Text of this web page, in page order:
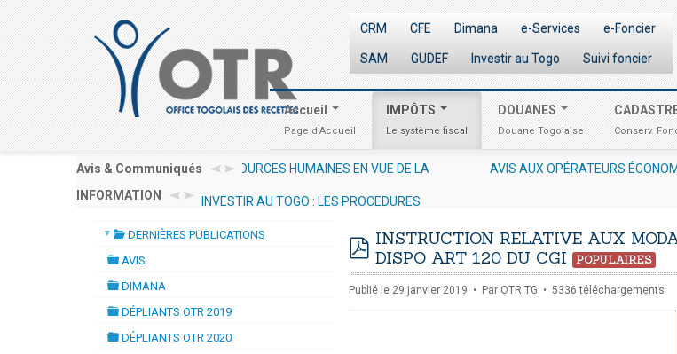
CRM CFE Dimana e-Services e-Foncier
SAM GUDEF Investir au Togo Suivi foncier
Accueil
Page d'Accueil
IMPÔTS
Le système fiscal
DOUANES
Douane Togolaise Conserv.
Avis & Communiqués
HUMAINES EN VUE DE LA AVIS AUX OPÉRATEURS ÉCONOMIQUES N° 012/2026/OTR/CG/CDDI
INFORMATION
LES STATISTIQUES GENRE OTR SERVICES 2018 - 2022, PUBLIEES SOUS :
INVESTIR AU TOGO : LES PROCEDURES
▼ DERNIÈRES PUBLICATIONS
AVIS
DIMANA
DÉPLIANTS OTR 2019
DÉPLIANTS OTR 2020
pdf
INSTRUCTION RELATIVE AUX
DISPO ART 120 DU CGI
POPULAIRES
Publié le 29 janvier 2019 Par OTR TG 5336 téléchargements